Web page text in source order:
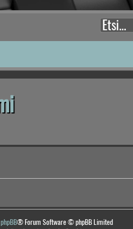
phpBB® Forum Software © phpBB Limited